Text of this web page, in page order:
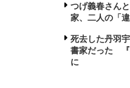
つげ義春さん
家、二人の「
死去した丹羽
書家だった 『
に